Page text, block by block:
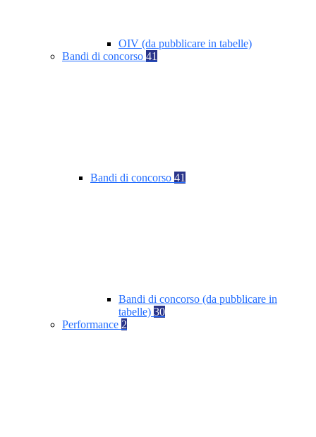
OIV (da pubblicare in tabelle)
Bandi di concorso 41
Bandi di concorso 41
Bandi di concorso (da pubblicare in
tabelle) 30
Performance 2